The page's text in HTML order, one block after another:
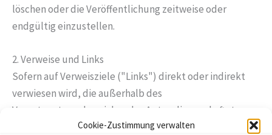
Cookie-Zustimmung verwalten
löschen oder die Veröffentlichung zeitweise oder
endgültig einzustellen.
2. Verweise und Links
Sofern auf Verweisziele ("Links") direkt oder indirekt
verwiesen wird, die außerhalb des
Verantwortungsbereiches des Autors liegen, haftet
dieser nur dann, wenn er von den Inhalten Kenntnis hat